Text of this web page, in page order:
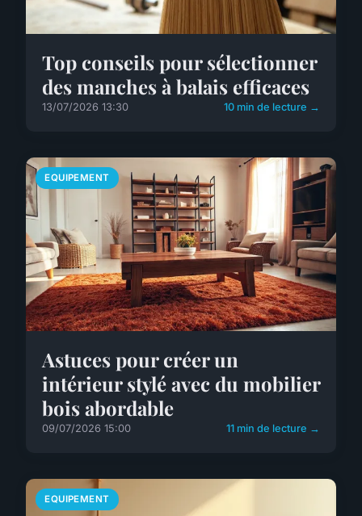
Top conseils pour sélectionner
des manches à balais efficaces
13/07/2026 13:30 10 min de lecture →
EQUIPEMENT
Astuces pour créer un
intérieur stylé avec du mobilier
bois abordable
09/07/2026 15:00 11 min de lecture →
EQUIPEMENT